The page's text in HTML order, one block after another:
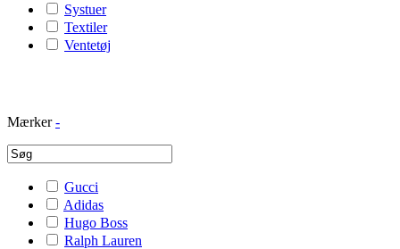
Systuer
Textiler
Ventetøj
Mærker -
Gucci
Adidas
Hugo Boss
Ralph Lauren